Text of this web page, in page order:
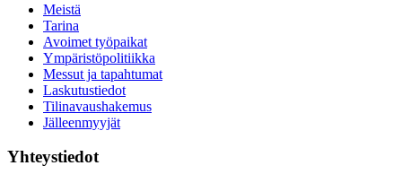
Meistä
Tarina
Avoimet työpaikat
Ympäristöpolitiikka
Messut ja tapahtumat
Laskutustiedot
Tilinavaushakemus
Jälleenmyyjät
Yhteystiedot